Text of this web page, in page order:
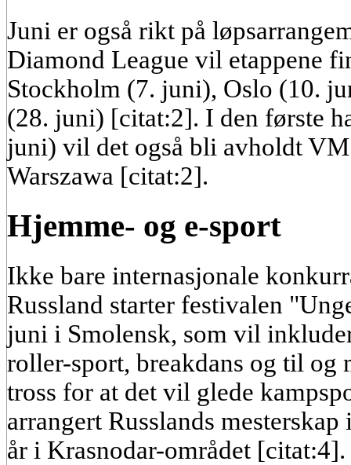
Juni er også rikt på
Diamond League vil etappene
Stockholm (7. juni), Oslo (10.
(28. juni) [citat:2]. I den første
juni) vil det også bli avholdt
Warszawa [citat:2].
Hjemme- og e-sport
Ikke bare internasjonale
Russland starter festivalen
juni i Smolensk, som vil
roller-sport, breakdans og til
tross for at det vil glede
arrangert Russlands
år i Krasnodar-området [citat:4].